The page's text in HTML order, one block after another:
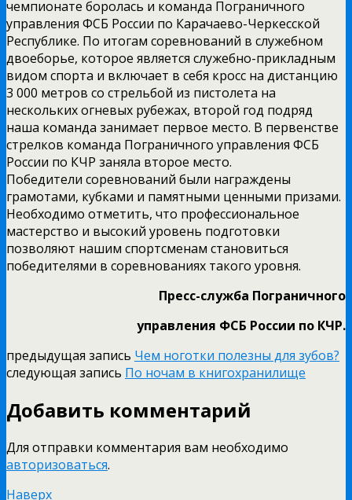
чемпионате боролась и команда Пограничного
управления ФСБ России по Карачаево-Черкесской
Республике. По итогам соревнований в служебном
двоеборье, которое является служебно-прикладным
видом спорта и включает в себя кросс на дистанцию
3 000 метров со стрельбой из пистолета на
нескольких огневых рубежах, второй год подряд
наша команда занимает первое место. В первенстве
стрелков команда Пограничного управления ФСБ
России по КЧР заняла второе место.
Победители соревнований были награждены
грамотами, кубками и памятными ценными призами.
Необходимо отметить, что профессиональное
мастерство и высокий уровень подготовки
позволяют нашим спортсменам становиться
победителями в соревнованиях такого уровня.
Пресс-служба Пограничного
управления ФСБ России по КЧР.
предыдущая запись Чем ноготки полезны для зубов?
следующая запись По ночам в книгохранилище
Добавить комментарий
Для отправки комментария вам необходимо
авторизоваться.
Наверх